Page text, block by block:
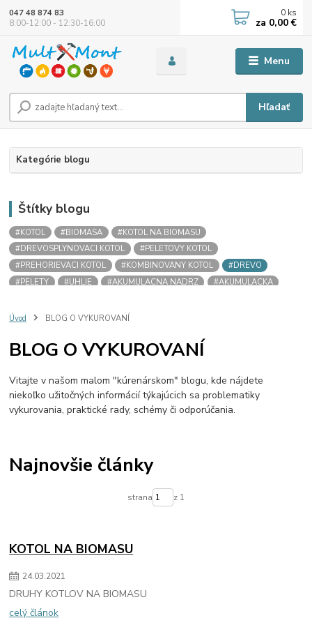
Menu
Hľadať
047 48 874 83
8:00-12:00 - 12:30-16:00
0 ks
za 0,00 €
Kategórie blogu
Štítky blogu
#KOTOL #BIOMASA
#KOTOL NA BIOMASU
#DREVOSPLYNOVACI KOTOL
#PELETOVY KOTOL
#PREHORIEVACI KOTOL
#KOMBINOVANY KOTOL
#DREVO
#PELETY
#UHLIE #AKUMULACNA NADRZ
#AKUMULACKA
#VNORENY ZASOBNIK
#SOLARNY VYMENNIK
Úvod BLOG O VYKUROVANÍ
BLOG O VYKUROVANÍ
Vitajte v našom malom "kúrenárskom" blogu, kde nájdete
niekoľko užitočných informácií týkajúcich sa problematiky
vykurovania, praktické rady, schémy či odporúčania.
Najnovšie články
strana z 1
KOTOL NA BIOMASU
24.03.2021
DRUHY KOTLOV NA BIOMASU
celý článok